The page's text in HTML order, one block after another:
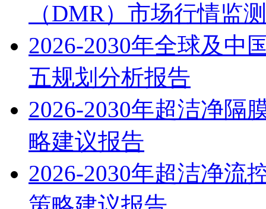
（DMR）市场行情监
2026-2030年全球及中
五规划分析报告
2026-2030年超洁净隔
略建议报告
2026-2030年超洁净流